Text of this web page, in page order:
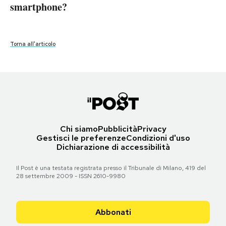
CALENDARIO
smartphone?
Torna all'articolo
smartphone?
Torna all'articolo
smartphone?
Torna all'articolo
smartphone?
Torna all'articolo
smartphone?
Torna all'articolo
smartphone?
Torna all'articolo
smartphone?
Torna all'articolo
smartphone?
Torna all'articolo
smartphone?
Torna all'articolo
smartphone?
Torna all'articolo
Chi siamoPubblicitàPrivacy
Gestisci le preferenzeCondizioni d'uso
Dichiarazione di accessibilità
Il Post è una testata registrata presso il Tribunale di Milano, 419 del
28 settembre 2009 - ISSN 2610-9980
Abbonati